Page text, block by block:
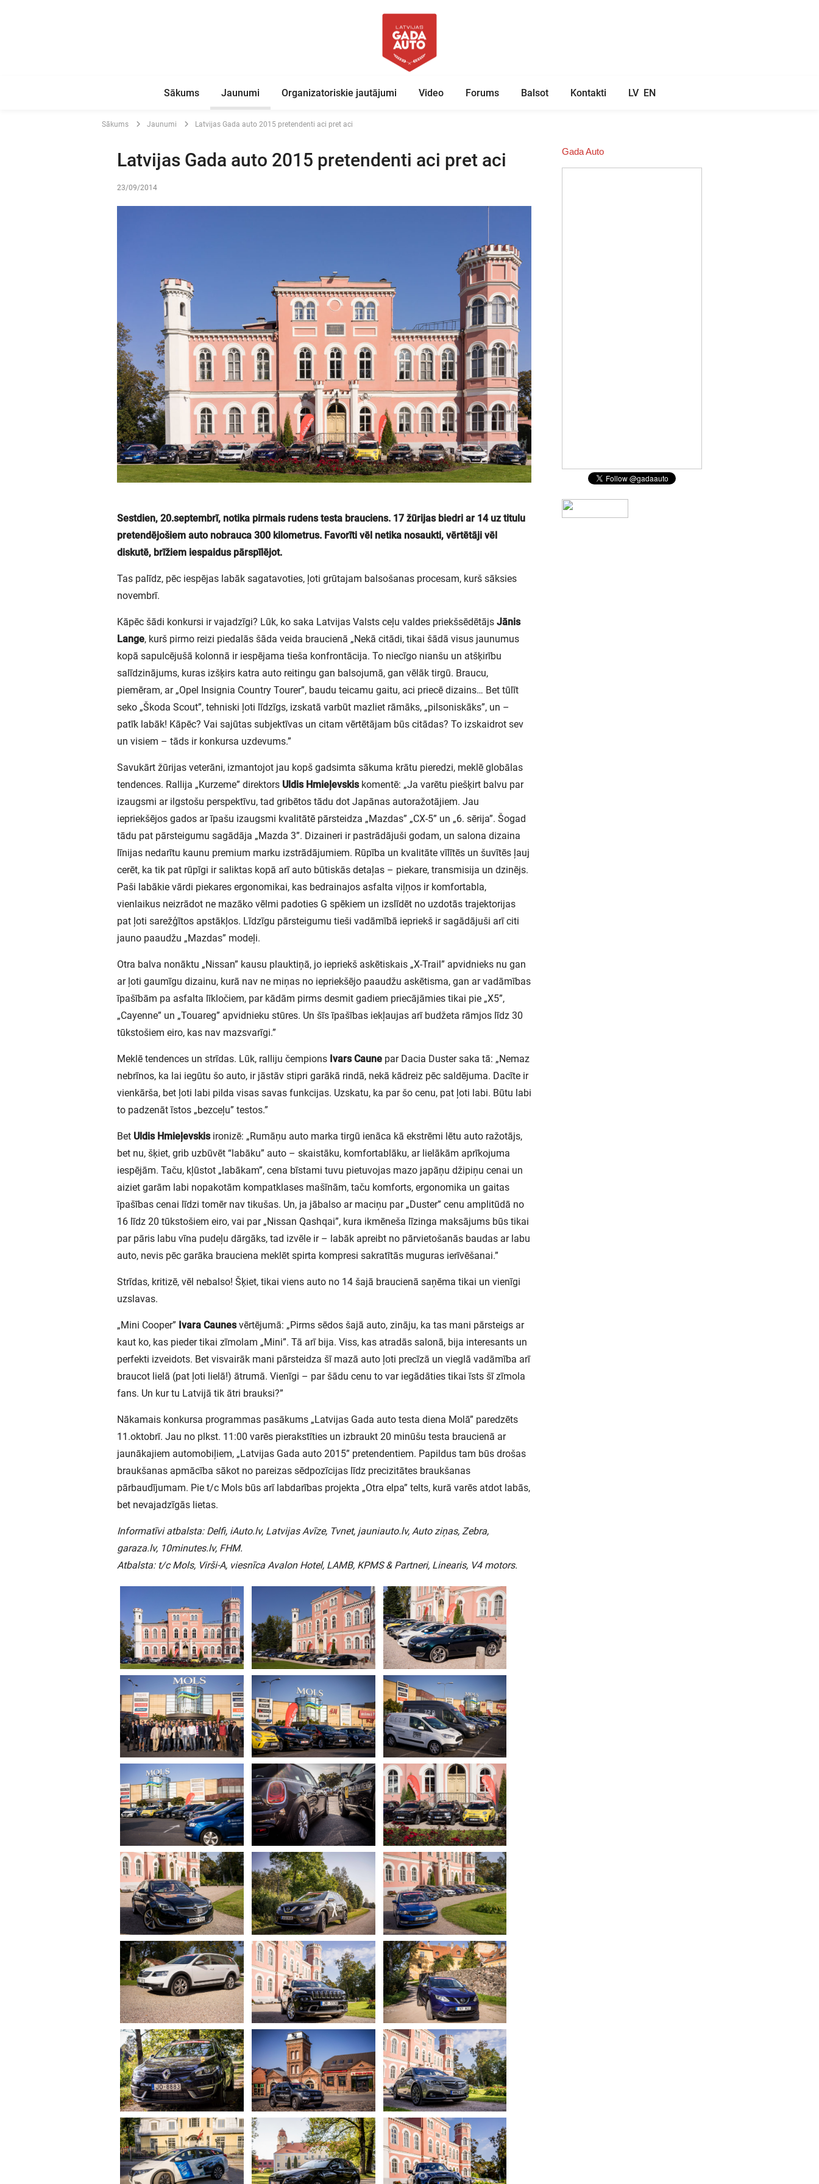
Sākums Jaunumi Organizatoriskie jautājumi Video Forums Balsot Kontakti LV EN
Sākums Jaunumi Latvijas Gada auto 2015 pretendenti aci pret aci
Latvijas Gada auto 2015 pretendenti aci pret aci
23/09/2014
Sestdien, 20.septembrī, notika pirmais rudens testa brauciens. 17 žūrijas biedri ar 14 uz titulu
pretendējošiem auto nobrauca 300 kilometrus. Favorīti vēl netika nosaukti, vērtētāji vēl
diskutē, brīžiem iespaidus pārspīlējot.
Tas palīdz, pēc iespējas labāk sagatavoties, ļoti grūtajam balsošanas procesam, kurš sāksies
novembrī.
Kāpēc šādi konkursi ir vajadzīgi? Lūk, ko saka Latvijas Valsts ceļu valdes priekšsēdētājs Jānis
Lange, kurš pirmo reizi piedalās šāda veida braucienā „Nekā citādi, tikai šādā visus jaunumus
kopā sapulcējušā kolonnā ir iespējama tieša konfrontācija. To niecīgo nianšu un atšķirību
salīdzinājums, kuras izšķirs katra auto reitingu gan balsojumā, gan vēlāk tirgū. Braucu,
piemēram, ar „Opel Insignia Country Tourer”, baudu teicamu gaitu, aci priecē dizains… Bet tūlīt
seko „Škoda Scout”, tehniski ļoti līdzīgs, izskatā varbūt mazliet rāmāks, „pilsoniskāks”, un –
patīk labāk! Kāpēc? Vai sajūtas subjektīvas un citam vērtētājam būs citādas? To izskaidrot sev
un visiem – tāds ir konkursa uzdevums.”
Savukārt žūrijas veterāni, izmantojot jau kopš gadsimta sākuma krātu pieredzi, meklē globālas
tendences. Rallija „Kurzeme” direktors Uldis Hmieļevskiskomentē: „Ja varētu piešķirt balvu par
izaugsmi ar ilgstošu perspektīvu, tad gribētos tādu dot Japānas autoražotājiem. Jau
iepriekšējos gados ar īpašu izaugsmi kvalitātē pārsteidza „Mazdas” „CX-5” un „6. sērija”. Šogad
tādu pat pārsteigumu sagādāja „Mazda 3”. Dizaineri ir pastrādājuši godam, un salona dizaina
līnijas nedarītu kaunu premium marku izstrādājumiem. Rūpība un kvalitāte vīlītēs un šuvītēs ļauj
cerēt, ka tik pat rūpīgi ir saliktas kopā arī auto būtiskās detaļas – piekare, transmisija un dzinējs.
Paši labākie vārdi piekares ergonomikai, kas bedrainajos asfalta viļņos ir komfortabla,
vienlaikus neizrādot ne mazāko vēlmi padoties G spēkiem un izslīdēt no uzdotās trajektorijas
pat ļoti sarežģītos apstākļos. Līdzīgu pārsteigumu tieši vadāmībā iepriekš ir sagādājuši arī citi
jauno paaudžu „Mazdas” modeļi.
Otra balva nonāktu „Nissan” kausu plauktiņā, jo iepriekš askētiskais „X-Trail” apvidnieks nu gan
ar ļoti gaumīgu dizainu, kurā nav ne miņas no iepriekšējo paaudžu askētisma, gan ar vadāmības
īpašībām pa asfalta līkločiem, par kādām pirms desmit gadiem priecājāmies tikai pie „X5”,
„Cayenne” un „Touareg” apvidnieku stūres. Un šīs īpašības iekļaujas arī budžeta rāmjos līdz 30
tūkstošiem eiro, kas nav mazsvarīgi.”
Meklē tendences un strīdas. Lūk, ralliju čempions Ivars Caune par Dacia Duster saka tā: „Nemaz
nebrīnos, ka lai iegūtu šo auto, ir jāstāv stipri garākā rindā, nekā kādreiz pēc saldējuma. Dacīte ir
vienkārša, bet ļoti labi pilda visas savas funkcijas. Uzskatu, ka par šo cenu, pat ļoti labi. Būtu labi
to padzenāt īstos „bezceļu” testos.”
Bet Uldis Hmieļevskisironizē: „Rumāņu auto marka tirgū ienāca kā ekstrēmi lētu auto ražotājs,
bet nu, šķiet, grib uzbūvēt “labāku” auto – skaistāku, komfortablāku, ar lielākām aprīkojuma
iespējām. Taču, kļūstot „labākam”, cena bīstami tuvu pietuvojas mazo japāņu džipiņu cenai un
aiziet garām labi nopakotām kompatklases mašīnām, taču komforts, ergonomika un gaitas
īpašības cenai līdzi tomēr nav tikušas. Un, ja jābalso ar maciņu par „Duster” cenu amplitūdā no
16 līdz 20 tūkstošiem eiro, vai par „Nissan Qashqai”, kura ikmēneša līzinga maksājums būs tikai
par pāris labu vīna pudeļu dārgāks, tad izvēle ir – labāk apreibt no pārvietošanās baudas ar labu
auto, nevis pēc garāka brauciena meklēt spirta kompresi sakratītās muguras ierīvēšanai.”
Strīdas, kritizē, vēl nebalso! Šķiet, tikai viens auto no 14 šajā braucienā saņēma tikai un vienīgi
uzslavas.
„Mini Cooper” Ivara Caunesvērtējumā: „Pirms sēdos šajā auto, zināju, ka tas mani pārsteigs ar
kaut ko, kas pieder tikai zīmolam „Mini”. Tā arī bija. Viss, kas atradās salonā, bija interesants un
perfekti izveidots. Bet visvairāk mani pārsteidza šī mazā auto ļoti precīzā un vieglā vadāmība arī
braucot lielā (pat ļoti lielā!) ātrumā. Vienīgi – par šādu cenu to var iegādāties tikai īsts šī zīmola
fans. Un kur tu Latvijā tik ātri brauksi?”
Nākamais konkursa programmas pasākums „Latvijas Gada auto testa diena Molā” paredzēts
11.oktobrī. Jau no plkst. 11:00 varēs pierakstīties un izbraukt 20 minūšu testa braucienā ar
jaunākajiem automobiļiem, „Latvijas Gada auto 2015” pretendentiem. Papildus tam būs drošas
braukšanas apmācība sākot no pareizas sēdpozīcijas līdz precizitātes braukšanas
pārbaudījumam. Pie t/c Mols būs arī labdarības projekta „Otra elpa” telts, kurā varēs atdot labās,
bet nevajadzīgās lietas.
Informatīvi atbalsta: Delfi, iAuto.lv, Latvijas Avīze, Tvnet, jauniauto.lv, Auto ziņas, Zebra,
garaza.lv, 10minutes.lv, FHM.
Atbalsta: t/c Mols, Virši-A, viesnīca Avalon Hotel, LAMB, KPMS & Partneri, Linearis, V4 motors.
Gada Auto